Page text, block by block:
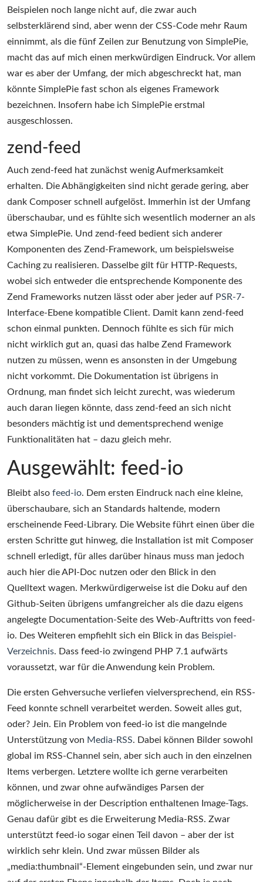
Beispielen noch lange nicht auf, die zwar auch
selbsterklärend sind, aber wenn der CSS-Code mehr Raum
einnimmt, als die fünf Zeilen zur Benutzung von SimplePie,
macht das auf mich einen merkwürdigen Eindruck. Vor allem
war es aber der Umfang, der mich abgeschreckt hat, man
könnte SimplePie fast schon als eigenes Framework
bezeichnen. Insofern habe ich SimplePie erstmal
ausgeschlossen.
zend-feed
Auch zend-feed hat zunächst wenig Aufmerksamkeit
erhalten. Die Abhängigkeiten sind nicht gerade gering, aber
dank Composer schnell aufgelöst. Immerhin ist der Umfang
überschaubar, und es fühlte sich wesentlich moderner an als
etwa SimplePie. Und zend-feed bedient sich anderer
Komponenten des Zend-Framework, um beispielsweise
Caching zu realisieren. Dasselbe gilt für HTTP-Requests,
wobei sich entweder die entsprechende Komponente des
Zend Frameworks nutzen lässt oder aber jeder auf PSR-7-
Interface-Ebene kompatible Client. Damit kann zend-feed
schon einmal punkten. Dennoch fühlte es sich für mich
nicht wirklich gut an, quasi das halbe Zend Framework
nutzen zu müssen, wenn es ansonsten in der Umgebung
nicht vorkommt. Die Dokumentation ist übrigens in
Ordnung, man findet sich leicht zurecht, was wiederum
auch daran liegen könnte, dass zend-feed an sich nicht
besonders mächtig ist und dementsprechend wenige
Funktionalitäten hat – dazu gleich mehr.
Ausgewählt: feed-io
Bleibt also feed-io. Dem ersten Eindruck nach eine kleine,
überschaubare, sich an Standards haltende, modern
erscheinende Feed-Library. Die Website führt einen über die
ersten Schritte gut hinweg, die Installation ist mit Composer
schnell erledigt, für alles darüber hinaus muss man jedoch
auch hier die API-Doc nutzen oder den Blick in den
Quelltext wagen. Merkwürdigerweise ist die Doku auf den
Github-Seiten übrigens umfangreicher als die dazu eigens
angelegte Documentation-Seite des Web-Auftritts von feed-
io. Des Weiteren empfiehlt sich ein Blick in das Beispiel-
Verzeichnis. Dass feed-io zwingend PHP 7.1 aufwärts
voraussetzt, war für die Anwendung kein Problem.
Die ersten Gehversuche verliefen vielversprechend, ein RSS-
Feed konnte schnell verarbeitet werden. Soweit alles gut,
oder? Jein. Ein Problem von feed-io ist die mangelnde
Unterstützung von Media-RSS. Dabei können Bilder sowohl
global im RSS-Channel sein, aber sich auch in den einzelnen
Items verbergen. Letztere wollte ich gerne verarbeiten
können, und zwar ohne aufwändiges Parsen der
möglicherweise in der Description enthaltenen Image-Tags.
Genau dafür gibt es die Erweiterung Media-RSS. Zwar
unterstützt feed-io sogar einen Teil davon – aber der ist
wirklich sehr klein. Und zwar müssen Bilder als
„media:thumbnail“-Element eingebunden sein, und zwar nur